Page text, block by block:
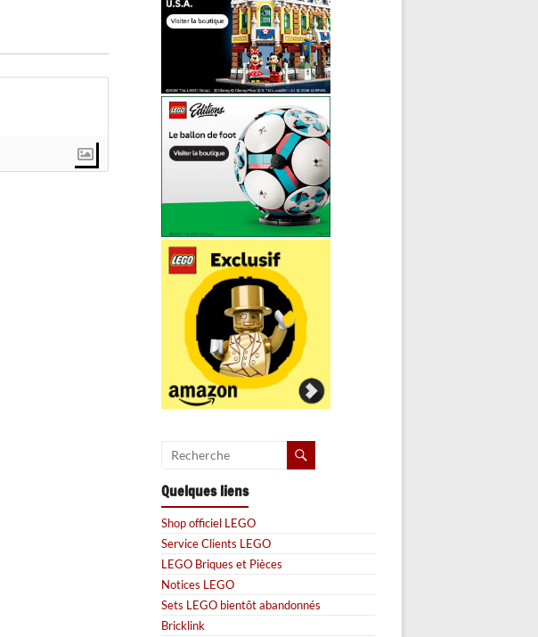
Quelques liens
Shop officiel LEGO
Service Clients LEGO
LEGO Briques et Pièces
Notices LEGO
Sets LEGO bientôt abandonnés
Bricklink